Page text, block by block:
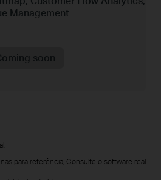
Management
soon
para referência; Consulte o software real